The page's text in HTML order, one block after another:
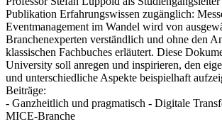
Publikation Erfahrungswissen zugänglich:
Eventmanagement im Wandel wird von
Branchenexperten verständlich und ohne den
klassischen Fachbuches erläutert. Diese
University soll anregen und inspirieren, den
und unterschiedliche Aspekte beispielhaft
Beiträge:
- Ganzheitlich und pragmatisch - Digitale
MICE-Branche